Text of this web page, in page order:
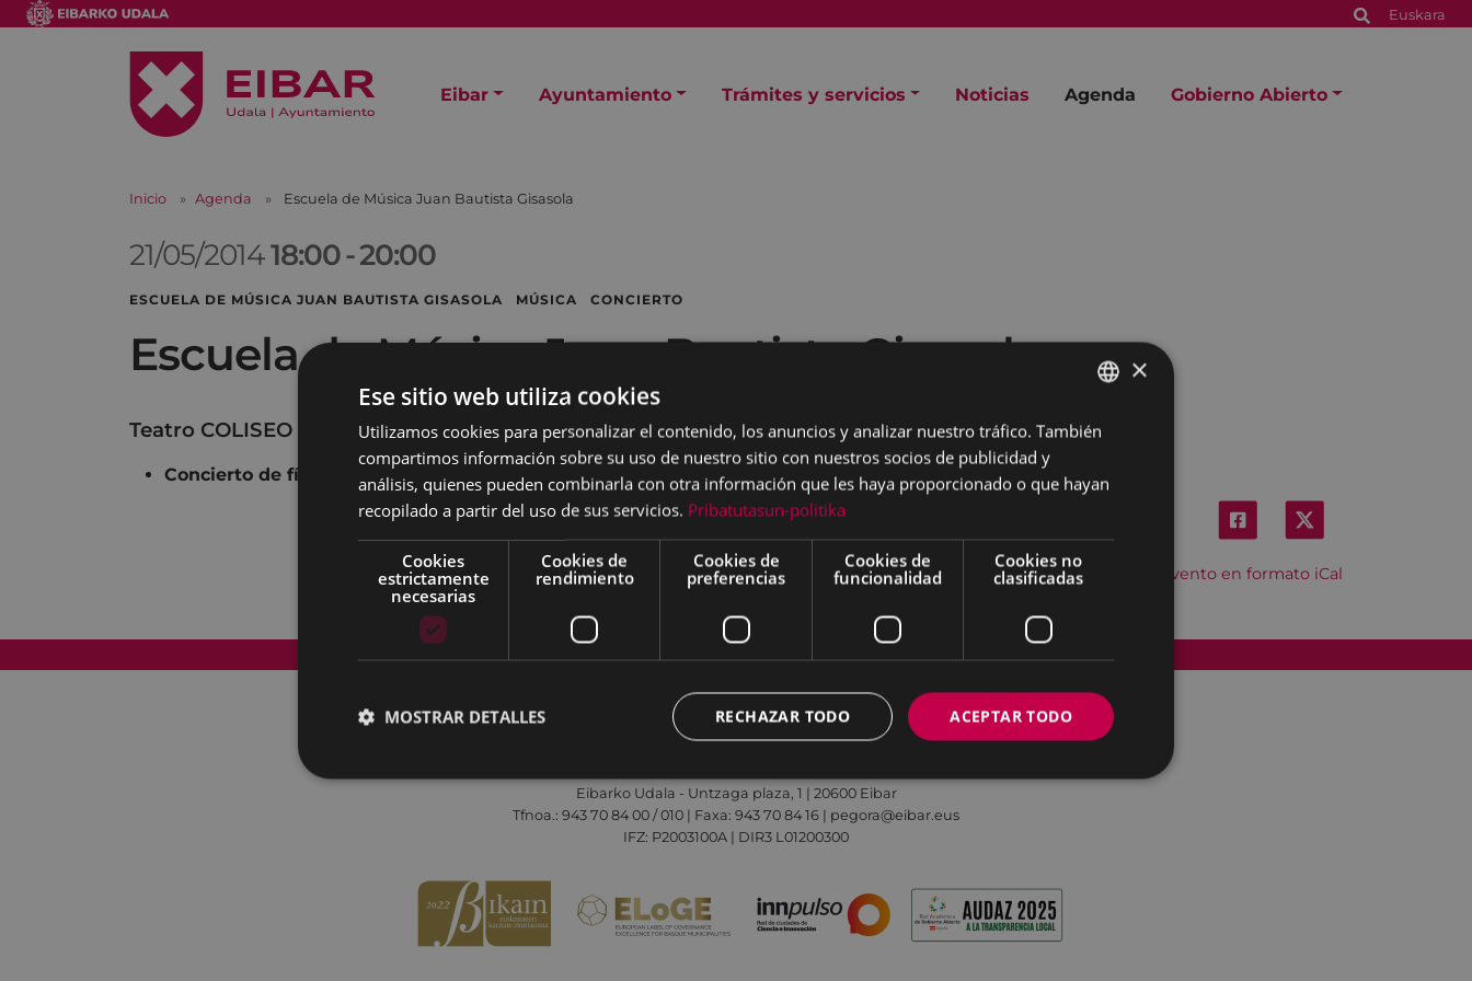
Euskara
Eibar Ayuntamiento Trámites y servicios Noticias Agenda Gobierno Abierto
Inicio Agenda Escuela de Música Juan Bautista Gisasola
21/05/201418:00-20:00
ESCUELA DE MÚSICA JUAN BAUTISTA GISASOLA MÚSICA CONCIERTO
Escuela de Música Juan Bautista Gisasola
Teatro COLISEO
Descargar el evento en formato iCal
Concierto de fín de curso
Eibarko Udala - Untzaga plaza, 1 | 20600 Eibar
Tfnoa.: 943 70 84 00 / 010 | Faxa: 943 70 84 16 | pegora@eibar.eus
IFZ: P2003100A | DIR3 L01200300
BASQUE
×
Ese sitio web utiliza cookies
Utilizamos cookies para personalizar el contenido, los anuncios y analizar nuestro tráfico. También
compartimos información sobre su uso de nuestro sitio con nuestros socios de publicidad y
análisis, quienes pueden combinarla con otra información que les haya proporcionado o que hayan
recopilado a partir del uso de sus servicios. Pribatutasun-politika
Cookies
estrictamente
necesarias
Cookies de
rendimiento
Cookies de
preferencias
Cookies de
funcionalidad
Cookies no
clasificadas
ACEPTAR TODO
RECHAZAR TODO
MOSTRAR DETALLES